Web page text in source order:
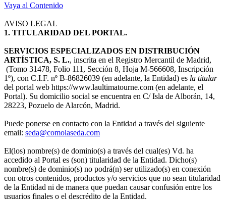
Vaya al Contenido
AVISO LEGAL
1. TITULARIDAD DEL PORTAL.
SERVICIOS ESPECIALIZADOS EN DISTRIBUCIÓN
ARTÍSTICA, S. L., inscrita en el Registro Mercantil de Madrid,
(Tomo 31478, Folio 111, Sección 8, Hoja M-566608, Inscripción
1º), con C.I.F. nº B-86826039 (en adelante, la Entidad) es la titular
del portal web https://www.laultimatourne.com (en adelante, el
Portal). Su domicilio social se encuentra en C/ Isla de Alborán, 14,
28223, Pozuelo de Alarcón, Madrid.
Puede ponerse en contacto con la Entidad a través del siguiente
email: seda@comolaseda.com
El(los) nombre(s) de dominio(s) a través del cual(es) Vd. ha
accedido al Portal es (son) titularidad de la Entidad. Dicho(s)
nombre(s) de dominio(s) no podrá(n) ser utilizado(s) en conexión
con otros contenidos, productos y/o servicios que no sean titularidad
de la Entidad ni de manera que puedan causar confusión entre los
usuarios finales o el descrédito de la Entidad.